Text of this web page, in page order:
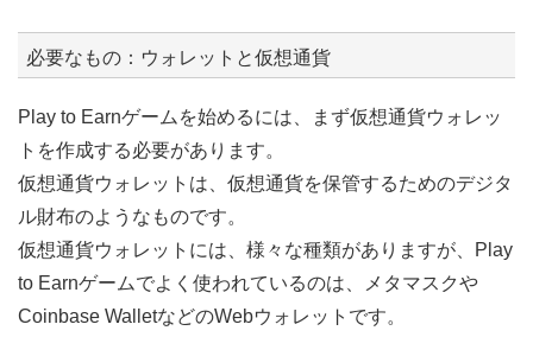
必要なもの：ウォレットと仮想通貨
Play to Earnゲームを始めるには、まず仮想通貨ウォレッ
トを作成する必要があります。
仮想通貨ウォレットは、仮想通貨を保管するためのデジタ
ル財布のようなものです。
仮想通貨ウォレットには、様々な種類がありますが、Play
to Earnゲームでよく使われているのは、メタマスクや
Coinbase WalletなどのWebウォレットです。